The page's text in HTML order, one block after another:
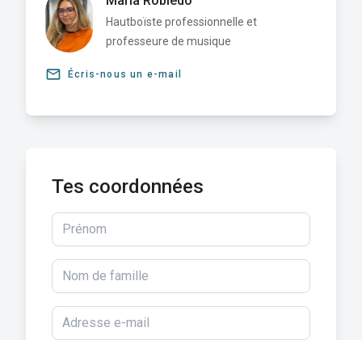
Hautboïste professionnelle et
professeure de musique
email Écris-nous un e-mail
Tes coordonnées